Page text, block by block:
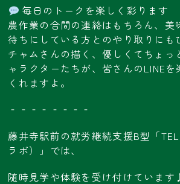
毎日のトークを楽しく彩ります
農作業の合間の連絡はもちろん、美
待ちにしている方とのやり取りにも
チャムさんの描く、優しくてちょっ
ャラクターたちが、皆さんのLINEを
くれますよ。
‐‐‐‐‐‐‐‐
藤井寺駅前の就労継続支援B型「
ラボ）」では、
随時見学や体験を受け付けています